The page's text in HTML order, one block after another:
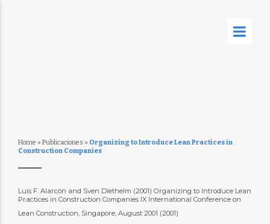
Home » Publicaciones » Organizing to Introduce Lean Practices in
Construction Companies
Luis F. Alarcón and Sven Diethelm (2001) Organizing to Introduce Lean
Practices in Construction Companies IX International Conference on
Lean Construction, Singapore, August 2001 (2001)